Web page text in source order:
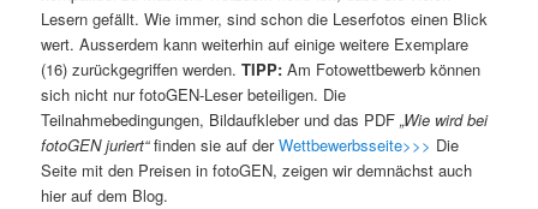
Lesern gefällt. Wie immer, sind schon die Leserfotos einen Blick
wert. Ausserdem kann weiterhin auf einige weitere Exemplare
(16) zurückgegriffen werden. TIPP: Am Fotowettbewerb können
sich nicht nur fotoGEN-Leser beteiligen. Die
Teilnahmebedingungen, Bildaufkleber und das PDF„Wie wird bei
fotoGEN juriert“finden sie auf derWettbewerbsseite>>> Die
Seite mit den Preisen in fotoGEN, zeigen wir demnächst auch
hier auf dem Blog.